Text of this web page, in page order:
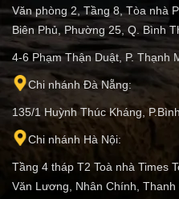
Văn phòng 2, Tầng 8, Tòa nhà
Biên Phủ, Phường 25, Q. Bình
4-6 Phạm Thận Duật, P. Thạnh
Chi nhánh Đà Nẵng:
135/1 Huỳnh Thúc Kháng,
Chi nhánh Hà Nội:
Tầng 4 tháp T2 Toà nhà Times
Văn Lương, Nhân Chính, Thanh